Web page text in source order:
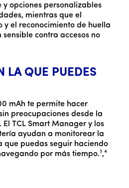
opciones personalizables
mientras que el
y el reconocimiento de huella
contra accesos no
LA QUE PUEDES
mAh te permite hacer
preocupaciones desde la
TCL Smart Manager y los
ayudan a monitorear la
puedas seguir haciendo
por más tiempo.³,⁴